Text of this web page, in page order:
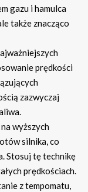
gazu i hamulca
także znacząco
prędkości
zazwyczaj
wyższych
silnika, co
Stosuj tę technikę
prędkościach.
z tempomatu,